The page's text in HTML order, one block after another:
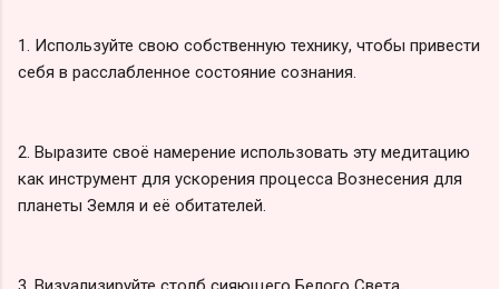
1. Используйте свою собственную технику, чтобы привести
себя в расслабленное состояние сознания.
2. Выразите своё намерение использовать эту медитацию
как инструмент для ускорения процесса Вознесения для
планеты Земля и её обитателей.